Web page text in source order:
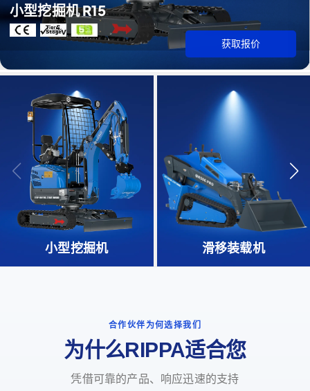
小型挖掘机 R15
获取报价
小型挖掘机 滑移装载机
合作伙伴为何选择我们
为什么RIPPA适合您
凭借可靠的产品、响应迅速的支持